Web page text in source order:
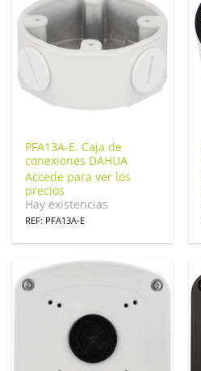
PFA13A-E. Caja de
conexiones DAHUA
Accede para ver los
precios
Hay existencias
REF: PFA13A-E